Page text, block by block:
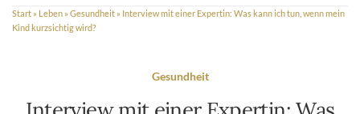
Start » Leben » Gesundheit » Interview mit einer Expertin: Was kann ich tun, wenn mein
Kind kurzsichtig wird?
Gesundheit